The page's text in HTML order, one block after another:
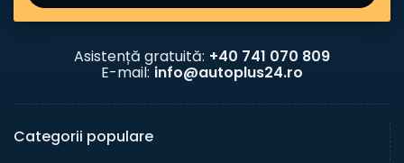
Asistență gratuită: +40 741 070 809
E-mail: info@autoplus24.ro
Categorii populare